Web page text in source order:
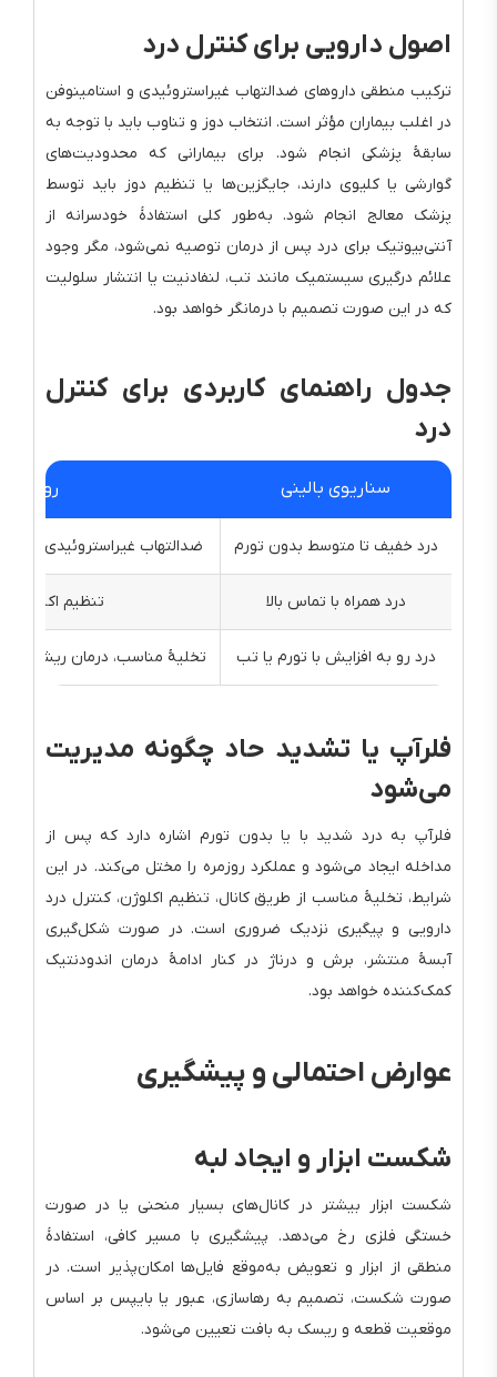
اصول دارویی برای کنترل درد
ترکیب منطقی داروهای ضدالتهاب غیراستروئیدی و استامینوفن
در اغلب بیماران مؤثر است. انتخاب دوز و تناوب باید با توجه به
سابقهٔ پزشکی انجام شود. برای بیمارانی که محدودیت‌های
گوارشی یا کلیوی دارند، جایگزین‌ها یا تنظیم دوز باید توسط
پزشک معالج انجام شود. به‌طور کلی استفادهٔ خودسرانه از
آنتی‌بیوتیک برای درد پس از درمان توصیه نمی‌شود، مگر وجود
علائم درگیری سیستمیک مانند تب، لنفادنیت یا انتشار سلولیت
که در این صورت تصمیم با درمانگر خواهد بود.
جدول راهنمای کاربردی برای کنترل
درد
سناریوی بالینی
درد خفیف تا متوسط بدون تورم ضدالتهاب غیراستروئیدی طبق
درد همراه با تماس بالا تنظیم اکلوزال
درد رو به افزایش با تورم یا تب تخلیهٔ مناسب، درمان ریشه یا
فلرآپ یا تشدید حاد چگونه مدیریت
می‌شود
فلرآپ به درد شدید با یا بدون تورم اشاره دارد که پس از
مداخله ایجاد می‌شود و عملکرد روزمره را مختل می‌کند. در این
شرایط، تخلیهٔ مناسب از طریق کانال، تنظیم اکلوژن، کنترل درد
دارویی و پیگیری نزدیک ضروری است. در صورت شکل‌گیری
آبسهٔ منتشر، برش و درناژ در کنار ادامهٔ درمان اندودنتیک
کمک‌کننده خواهد بود.
عوارض احتمالی و پیشگیری
شکست ابزار و ایجاد لبه
شکست ابزار بیشتر در کانال‌های بسیار منحنی یا در صورت
خستگی فلزی رخ می‌دهد. پیشگیری با مسیر کافی، استفادهٔ
منطقی از ابزار و تعویض به‌موقع فایل‌ها امکان‌پذیر است. در
صورت شکست، تصمیم به رهاسازی، عبور یا بایپس بر اساس
موقعیت قطعه و ریسک به بافت تعیین می‌شود.